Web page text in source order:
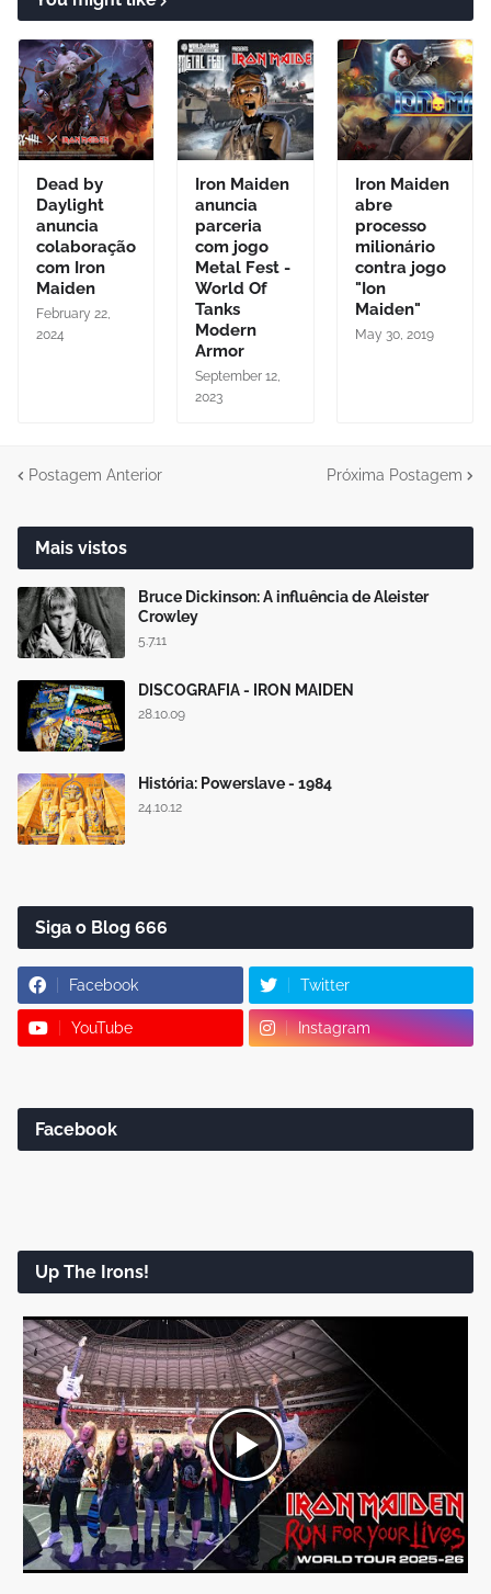
Dead by
Daylight
anuncia
colaboração
com Iron
Maiden
February 22,
2024
Iron Maiden
anuncia
parceria
com jogo
Metal Fest -
World Of
Tanks
Modern
Armor
September 12,
2023
Iron Maiden
abre
processo
milionário
contra jogo
"Ion
Maiden"
May 30, 2019
Postagem Anterior Próxima Postagem
Mais vistos
Bruce Dickinson: A influência de Aleister
Crowley
5.7.11
DISCOGRAFIA - IRON MAIDEN
28.10.09
História: Powerslave - 1984
24.10.12
Siga o Blog 666
Facebook Twitter
YouTube Instagram
Facebook
Up The Irons!